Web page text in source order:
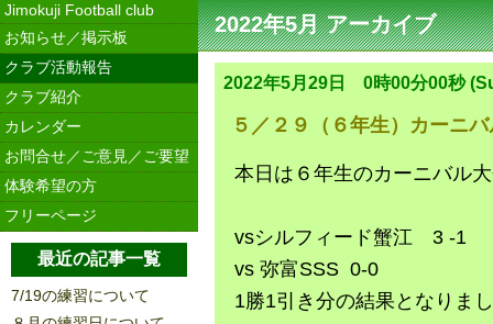
2022年5月 アーカイブ
2022年5月29日 0時00分00秒
５／２９（６年生）カーニ
本日は６年生のカーニバル
vsシルフィード蟹江 3 -1
vs 弥富SSS 0-0
1勝1引き分の結果となりま
Jimokuji Football club
お知らせ／掲示板
クラブ活動報告
クラブ紹介
カレンダー
お問合せ／ご意見／ご要望
体験希望の方
フリーページ
最近の記事一覧
7/19の練習について